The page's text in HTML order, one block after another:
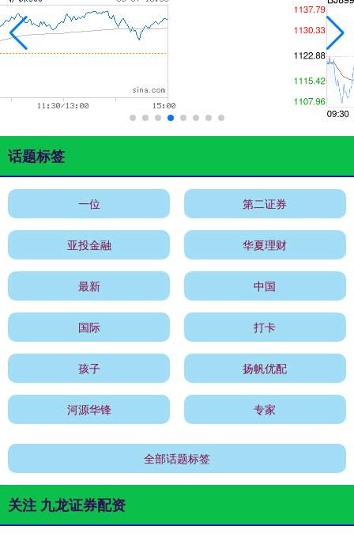
话题标签
一位 第二证券
亚投金融 华夏理财
最新 中国
国际 打卡
孩子 扬帆优配
河源华锋 专家
全部话题标签
关注 九龙证券配资